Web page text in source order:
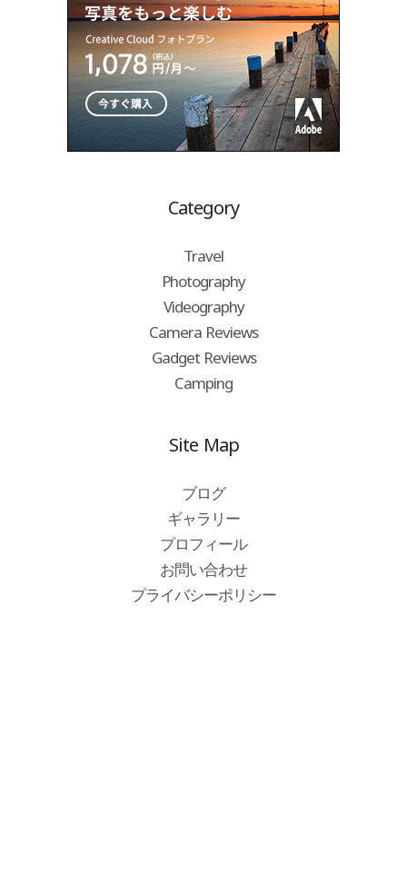
Category
Travel
Photography
Videography
Camera Reviews
Gadget Reviews
Camping
Site Map
ブログ
ギャラリー
プロフィール
お問い合わせ
プライバシーポリシー